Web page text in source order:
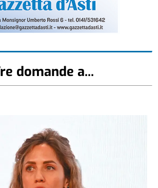
domande a...